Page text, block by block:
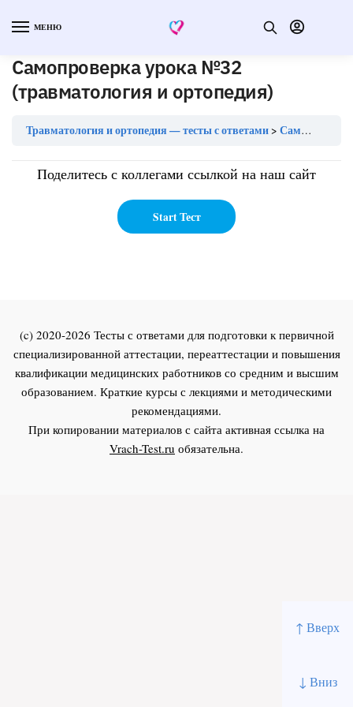
↑ Вверх
↓ Вниз
МЕНЮ
Самопроверка урока №32
(травматология и ортопедия)
Травматология и ортопедия — тесты с ответами Самопроверка урока №32 (травматология и ортопедия)
Поделитесь с коллегами ссылкой на наш сайт
(c) 2020-2026 Тесты с ответами для подготовки к первичной
специализированной аттестации, переаттестации и повышения
квалификации медицинских работников со средним и высшим
образованием. Краткие курсы с лекциями и методическими
рекомендациями.
При копировании материалов с сайта активная ссылка на
Vrach-Test.ru обязательна.